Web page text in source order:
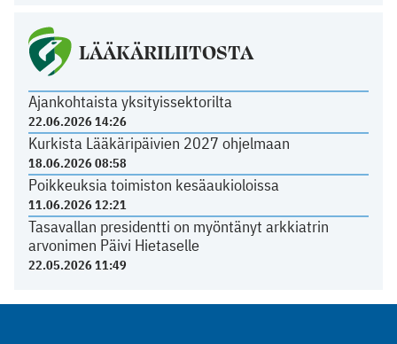
LÄÄKÄRILIITOSTA
Ajankohtaista yksityissektorilta
22.06.2026 14:26
Kurkista Lääkäripäivien 2027 ohjelmaan
18.06.2026 08:58
Poikkeuksia toimiston kesäaukioloissa
11.06.2026 12:21
Tasavallan presidentti on myöntänyt arkkiatrin
arvonimen Päivi Hietaselle
22.05.2026 11:49